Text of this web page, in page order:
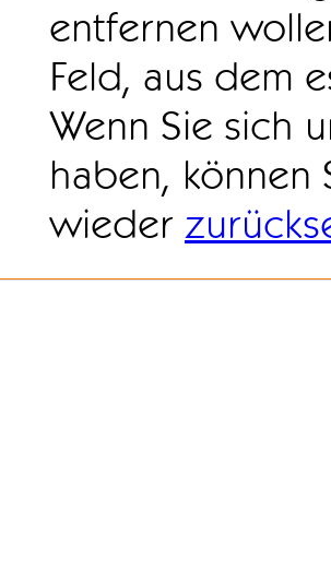
entfernen
Feld, aus dem
Wenn Sie sich
haben, können
wieder